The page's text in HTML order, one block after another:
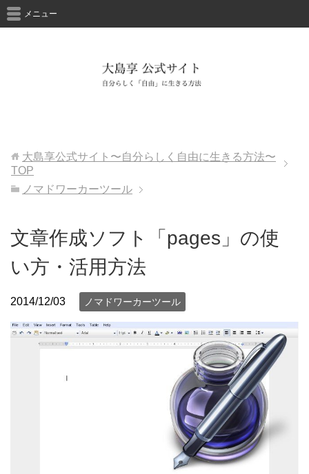
メニュー
大島享公式サイト〜自分らしく自由に生きる方法〜
TOP
ノマドワーカーツール
文章作成ソフト「pages」の使
い方・活用方法
2014/12/03 ノマドワーカーツール